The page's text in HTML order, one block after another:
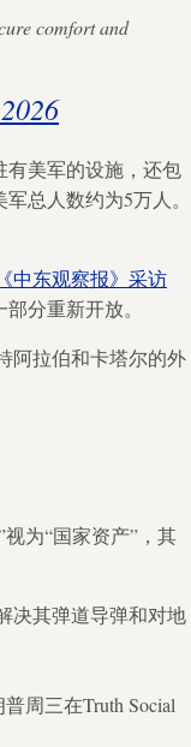
comfort and
有美军的设施，还包
总人数约为5万人。
中东观察报》采访
分重新开放。
阿拉伯和卡塔尔的外
为“国家资产”，其
决其弹道导弹和对地
周三在Truth Social